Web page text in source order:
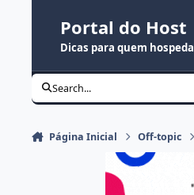
Portal do Host
Dicas para quem hospeda
Search...
Página Inicial Off-topic